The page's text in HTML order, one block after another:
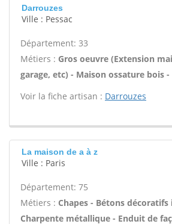
Darrouzes
Ville : Pessac
Département: 33
Métiers : Gros oeuvre (Extension
garage, etc) - Maison ossature bois -
Voir la fiche artisan : Darrouzes
La maison de a à z
Ville : Paris
Département: 75
Métiers : Chapes - Bétons
Charpente métallique - Enduit de